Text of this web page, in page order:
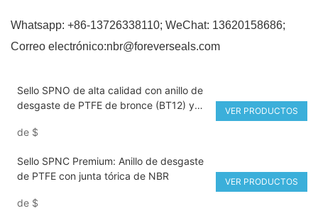
Whatsapp: +86-13726338110; WeChat: 13620158686;
Correo electrónico:nbr@foreverseals.com
Sello SPNO de alta calidad con anillo de
desgaste de PTFE de bronce (BT12) y
de $
VER PRODUCTOS
Sello SPNC Premium: Anillo de desgaste
de PTFE con junta tórica de NBR
de $
VER PRODUCTOS